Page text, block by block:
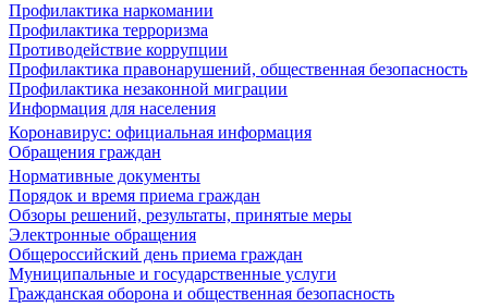
Профилактика наркомании
Профилактика терроризма
Противодействие коррупции
Профилактика правонарушений, общественная безопасность
Профилактика незаконной миграции
Информация для населения
Коронавирус: официальная информация
Обращения граждан
Нормативные документы
Порядок и время приема граждан
Обзоры решений, результаты, принятые меры
Электронные обращения
Общероссийский день приема граждан
Муниципальные и государственные услуги
Гражданская оборона и общественная безопасность